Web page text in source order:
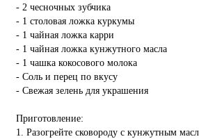
- 2 чесночных зубчика
- 1 столовая ложка куркумы
- 1 чайная ложка карри
- 1 чайная ложка кунжутного масла
- 1 чашка кокосового молока
- Соль и перец по вкусу
- Свежая зелень для украшения
Приготовление:
1. Разогрейте сковороду с кунжутным